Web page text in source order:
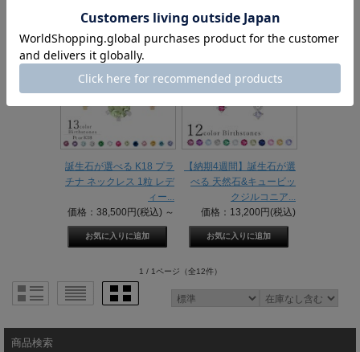
誕生石が選べる K18 プラ
チナ ネックレス 1粒 レデ
ィー...
価格：38,500円(税込) ～
【納期4週間】誕生石が選
べる 天然石&キュービッ
クジルコニア...
価格：13,200円(税込)
1 / 1ページ （全12件）
商品検索